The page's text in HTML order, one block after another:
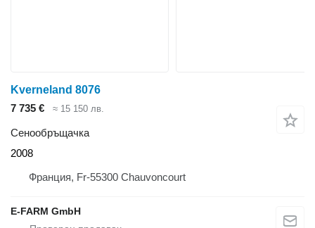
Kverneland 8076
7 735 €
≈ 15 150 лв.
Сенообръщачка
2008
Франция, Fr-55300 Chauvoncourt
E-FARM GmbH